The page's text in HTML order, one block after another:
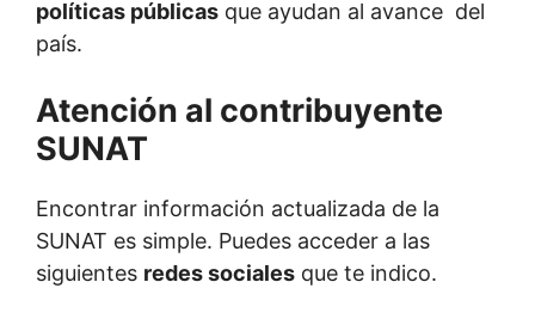
políticas públicas que ayudan al avance del
país.
Atención al contribuyente
SUNAT
Encontrar información actualizada de la
SUNAT es simple. Puedes acceder a las
siguientes redes sociales que te indico.